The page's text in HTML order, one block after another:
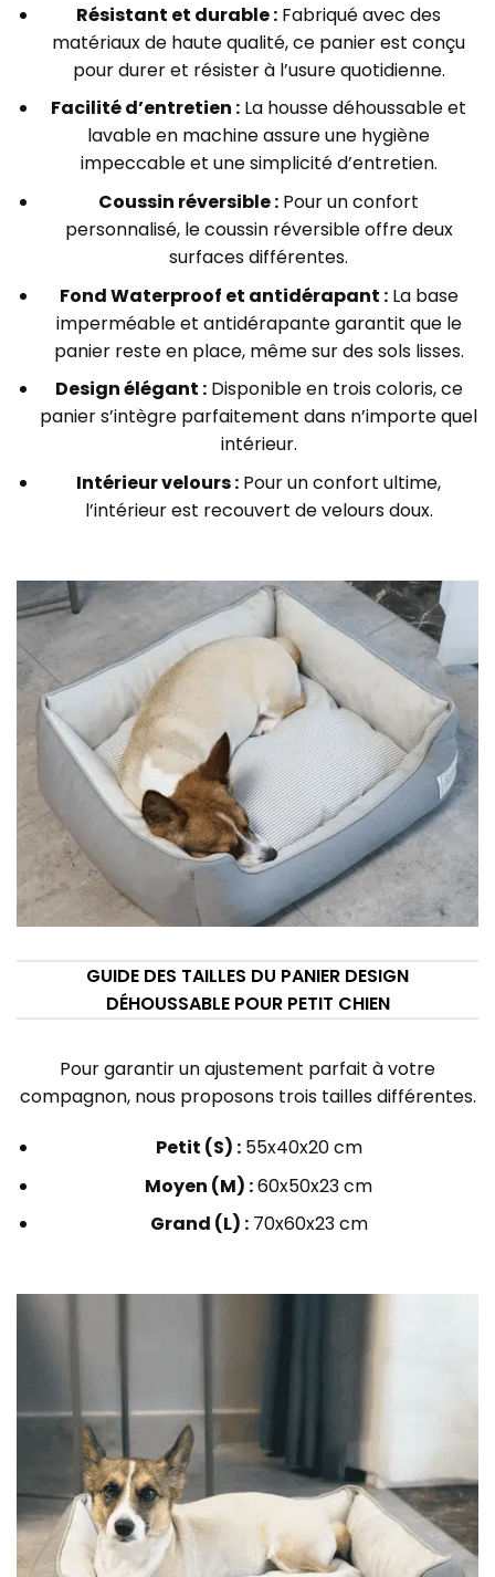
Résistant et durable : Fabriqué avec des
matériaux de haute qualité, ce panier est conçu
pour durer et résister à l’usure quotidienne.
Facilité d’entretien : La housse déhoussable et
lavable en machine assure une hygiène
impeccable et une simplicité d’entretien.
Coussin réversible : Pour un confort
personnalisé, le coussin réversible offre deux
surfaces différentes.
Fond Waterproof et antidérapant :La base
imperméable et antidérapante garantit que le
panier reste en place, même sur des sols lisses.
Design élégant :Disponible en trois coloris, ce
panier s’intègre parfaitement dans n’importe quel
intérieur.
Intérieur velours : Pour un confort ultime,
l’intérieur est recouvert de velours doux.
GUIDE DES TAILLES DU PANIER DESIGN
DÉHOUSSABLE POUR PETIT CHIEN
Pour garantir un ajustement parfait à votre
compagnon, nous proposons trois tailles différentes.
Petit (S) :55x40x20 cm
Moyen (M) :60x50x23 cm
Grand (L) :70x60x23 cm